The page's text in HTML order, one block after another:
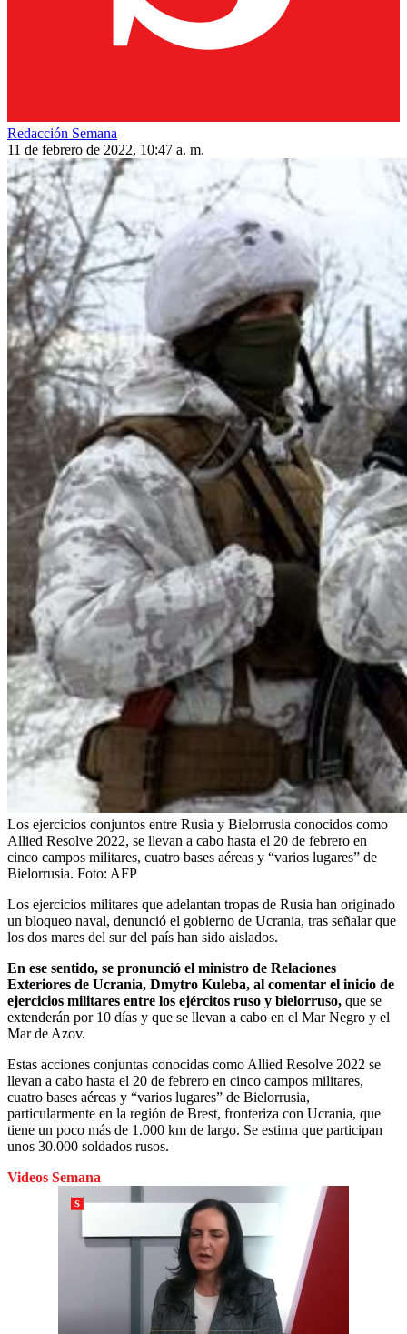
Redacción Semana
11 de febrero de 2022, 10:47 a. m.
Los ejercicios conjuntos entre Rusia y Bielorrusia conocidos como
Allied Resolve 2022, se llevan a cabo hasta el 20 de febrero en
cinco campos militares, cuatro bases aéreas y “varios lugares” de
Bielorrusia. Foto: AFP
Los ejercicios militares que adelantan tropas de Rusia han originado
un bloqueo naval, denunció el gobierno de Ucrania, tras señalar que
los dos mares del sur del país han sido aislados.
En ese sentido, se pronunció el ministro de Relaciones
Exteriores de Ucrania, Dmytro Kuleba, al comentar el inicio de
ejercicios militares entre los ejércitos ruso y bielorruso, que se
extenderán por 10 días y que se llevan a cabo en el Mar Negro y el
Mar de Azov.
Estas acciones conjuntas conocidas como Allied Resolve 2022 se
llevan a cabo hasta el 20 de febrero en cinco campos militares,
cuatro bases aéreas y “varios lugares” de Bielorrusia,
particularmente en la región de Brest, fronteriza con Ucrania, que
tiene un poco más de 1.000 km de largo. Se estima que participan
unos 30.000 soldados rusos.
Videos Semana